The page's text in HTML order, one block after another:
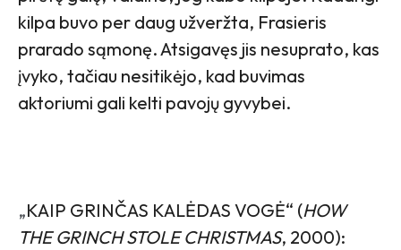
kilpa buvo per daug užveržta, Frasieris
prarado sąmonę. Atsigavęs jis nesuprato, kas
įvyko, tačiau nesitikėjo, kad buvimas
aktoriumi gali kelti pavojų gyvybei.
„KAIP GRINČAS KALĖDAS VOGĖ“ (HOW
THE GRINCH STOLE CHRISTMAS, 2000):